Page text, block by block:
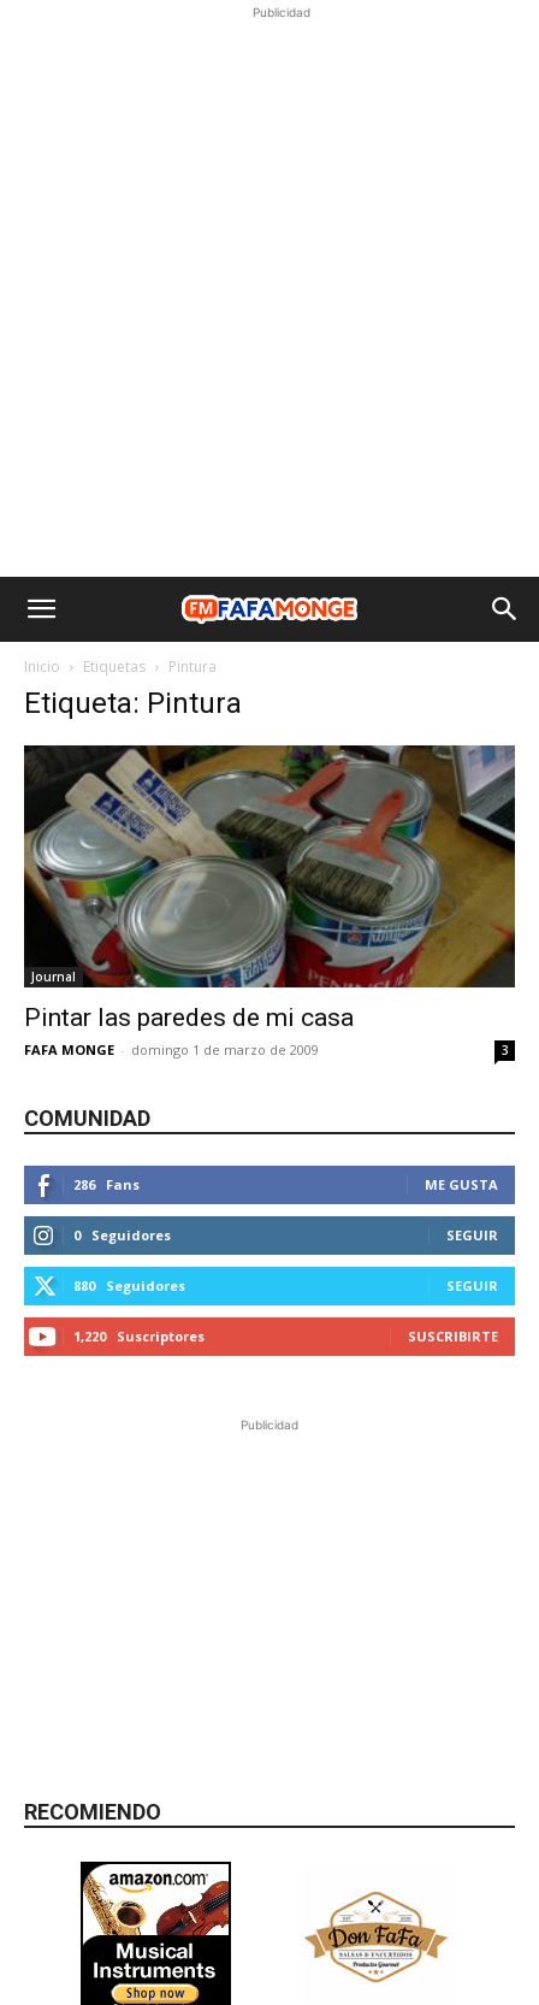
Publicidad
Inicio Etiquetas Pintura
Etiqueta: Pintura
Journal
Pintar las paredes de mi casa
FAFA MONGE - domingo 1 de marzo de 2009 3
COMUNIDAD
286 Fans ME GUSTA
0 Seguidores SEGUIR
880 Seguidores SEGUIR
1,220 Suscriptores SUSCRIBIRTE
Publicidad
RECOMIENDO